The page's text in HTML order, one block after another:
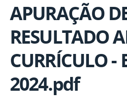
APURAÇÃO
RESULTADO
CURRÍCULO -
2024.pdf